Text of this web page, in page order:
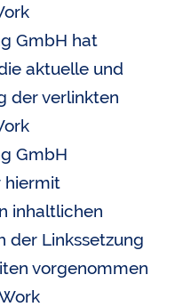
GmbH hat
aktuelle und
der verlinkten
GmbH
hiermit
inhaltlichen
der Linkssetzung
vorgenommen